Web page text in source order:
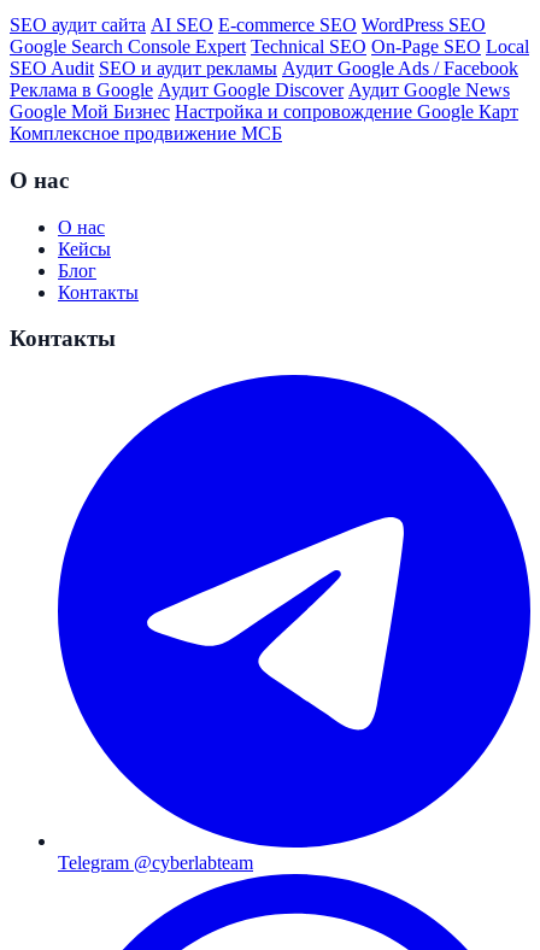
SEO аудит сайта AI SEO E-commerce SEO WordPress SEO
Google Search Console Expert Technical SEO On-Page SEO Local
SEO Audit SEO и аудит рекламы Аудит Google Ads / Facebook
Реклама в Google Аудит Google Discover Аудит Google News
Google Мой Бизнес Настройка и сопровождение Google Карт
Комплексное продвижение МСБ
О нас
О нас
Кейсы
Блог
Контакты
Контакты
Telegram @cyberlabteam